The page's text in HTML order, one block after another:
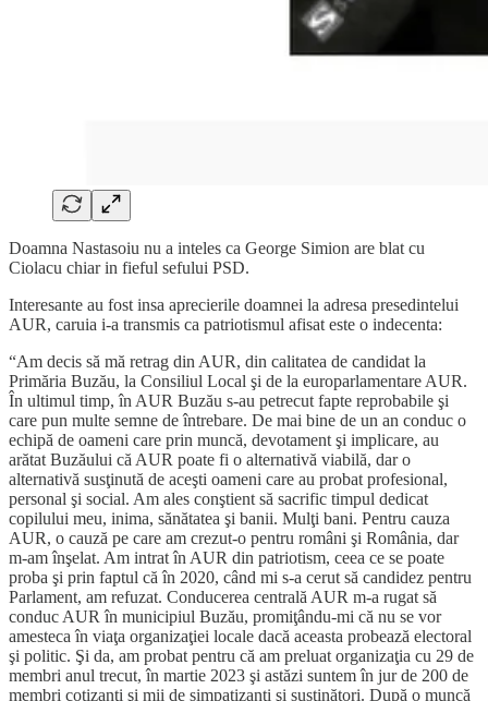
Doamna Nastasoiu nu a inteles ca George Simion are blat cu
Ciolacu chiar in fieful sefului PSD.
Interesante au fost insa aprecierile doamnei la adresa presedintelui
AUR, caruia i-a transmis ca patriotismul afisat este o indecenta:
“Am decis să mă retrag din AUR, din calitatea de candidat la
Primăria Buzău, la Consiliul Local şi de la europarlamentare AUR.
În ultimul timp, în AUR Buzău s-au petrecut fapte reprobabile şi
care pun multe semne de întrebare. De mai bine de un an conduc o
echipă de oameni care prin muncă, devotament şi implicare, au
arătat Buzăului că AUR poate fi o alternativă viabilă, dar o
alternativă susţinută de aceşti oameni care au probat profesional,
personal şi social. Am ales conştient să sacrific timpul dedicat
copilului meu, inima, sănătatea şi banii. Mulţi bani. Pentru cauza
AUR, o cauză pe care am crezut-o pentru români şi România, dar
m-am înşelat. Am intrat în AUR din patriotism, ceea ce se poate
proba şi prin faptul că în 2020, când mi s-a cerut să candidez pentru
Parlament, am refuzat. Conducerea centrală AUR m-a rugat să
conduc AUR în municipiul Buzău, promiţându-mi că nu se vor
amesteca în viaţa organizaţiei locale dacă aceasta probează electoral
şi politic. Şi da, am probat pentru că am preluat organizaţia cu 29 de
membri anul trecut, în martie 2023 şi astăzi suntem în jur de 200 de
membri cotizanţi şi mii de simpatizanţi şi susţinători. După o muncă